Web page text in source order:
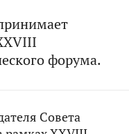
форума.
Совета